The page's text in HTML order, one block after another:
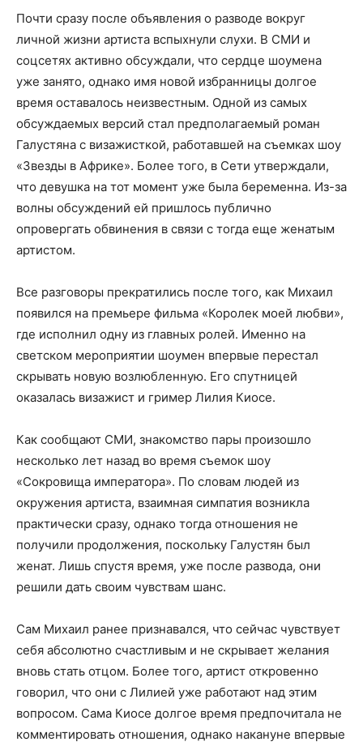
Почти сразу после объявления о разводе вокруг
личной жизни артиста вспыхнули слухи. В СМИ и
соцсетях активно обсуждали, что сердце шоумена
уже занято, однако имя новой избранницы долгое
время оставалось неизвестным. Одной из самых
обсуждаемых версий стал предполагаемый роман
Галустяна с визажисткой, работавшей на съемках шоу
«Звезды в Африке». Более того, в Сети утверждали,
что девушка на тот момент уже была беременна. Из-за
волны обсуждений ей пришлось публично
опровергать обвинения в связи с тогда еще женатым
артистом.
Все разговоры прекратились после того, как Михаил
появился на премьере фильма «Королек моей любви»,
где исполнил одну из главных ролей. Именно на
светском мероприятии шоумен впервые перестал
скрывать новую возлюбленную. Его спутницей
оказалась визажист и гример Лилия Киосе.
Как сообщают СМИ, знакомство пары произошло
несколько лет назад во время съемок шоу
«Сокровища императора». По словам людей из
окружения артиста, взаимная симпатия возникла
практически сразу, однако тогда отношения не
получили продолжения, поскольку Галустян был
женат. Лишь спустя время, уже после развода, они
решили дать своим чувствам шанс.
Сам Михаил ранее признавался, что сейчас чувствует
себя абсолютно счастливым и не скрывает желания
вновь стать отцом. Более того, артист откровенно
говорил, что они с Лилией уже работают над этим
вопросом. Сама Киосе долгое время предпочитала не
комментировать отношения, однако накануне впервые